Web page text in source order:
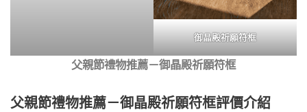
御晶殿祈願符框
父親節禮物推薦－御晶殿祈願符框
父親節禮物推薦－御晶殿祈願符框評價介紹